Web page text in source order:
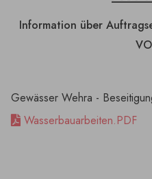
Information über
Gewässer Wehra -
Wasserbauarbeiten.PDF